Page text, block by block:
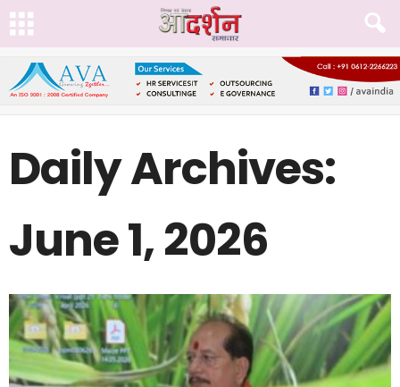
Daily Archives:
June 1, 2026